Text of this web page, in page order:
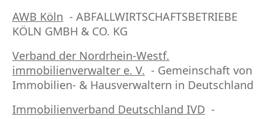
AWB Köln - ABFALLWIRTSCHAFTSBETRIEBE
KÖLN GMBH & CO. KG
Verband der Nordrhein-Westf.
immobilienverwalter e. V. - Gemeinschaft von
Immobilien- & Hausverwaltern in Deutschland
Immobilienverband Deutschland IVD -